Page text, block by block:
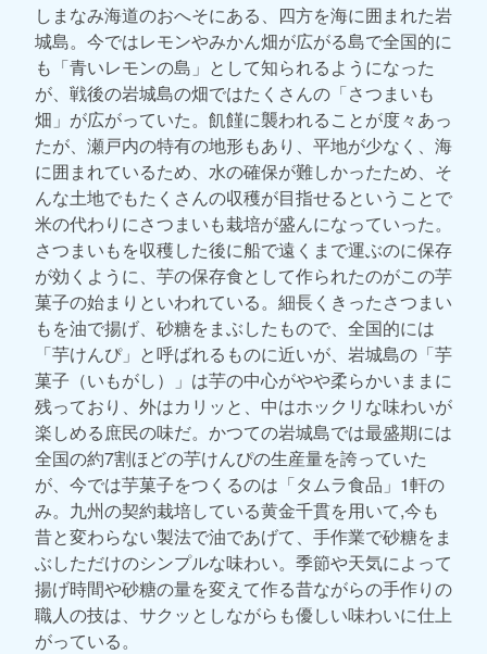
しまなみ海道のおへそにある、四方を海に囲まれた岩
城島。今ではレモンやみかん畑が広がる島で全国的に
も「青いレモンの島」として知られるようになった
が、戦後の岩城島の畑ではたくさんの「さつまいも
畑」が広がっていた。飢饉に襲われることが度々あっ
たが、瀬戸内の特有の地形もあり、平地が少なく、海
に囲まれているため、水の確保が難しかったため、そ
んな土地でもたくさんの収穫が目指せるということで
米の代わりにさつまいも栽培が盛んになっていった。
さつまいもを収穫した後に船で遠くまで運ぶのに保存
が効くように、芋の保存食として作られたのがこの芋
菓子の始まりといわれている。細長くきったさつまい
もを油で揚げ、砂糖をまぶしたもので、全国的には
「芋けんぴ」と呼ばれるものに近いが、岩城島の「芋
菓子（いもがし）」は芋の中心がやや柔らかいままに
残っており、外はカリッと、中はホックリな味わいが
楽しめる庶民の味だ。かつての岩城島では最盛期には
全国の約7割ほどの芋けんぴの生産量を誇っていた
が、今では芋菓子をつくるのは「タムラ食品」1軒の
み。九州の契約栽培している黄金千貫を用いて,今も
昔と変わらない製法で油であげて、手作業で砂糖をま
ぶしただけのシンプルな味わい。季節や天気によって
揚げ時間や砂糖の量を変えて作る昔ながらの手作りの
職人の技は、サクッとしながらも優しい味わいに仕上
がっている。